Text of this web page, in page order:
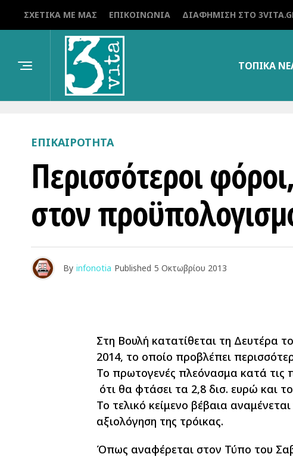
ΣΧΕΤΙΚΆ ΜΕ ΜΑΣ ΕΠΙΚΟΙΝΩΝΊΑ ΔΙΑΦΉΜΙΣΗ ΣΤΟ
ΤΟΠΙΚΑ
ΕΠΙΚΑΙΡΌΤΗΤΑ
Περισσότεροι
στον
By infonotia Published 5 Οκτωβρίου 2013
Στη Βουλή κατατίθεται τη Δευτέρα
2014, το οποίο προβλέπει
Το πρωτογενές πλεόνασμα κατά τις
ότι θα φτάσει τα 2,8 δισ. ευρώ και
Το τελικό κείμενο βέβαια
αξιολόγηση της τρόικας.
Όπως αναφέρεται στον Τύπο του